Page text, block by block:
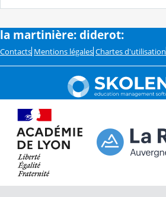
la martinière: diderot:
Contacts Mentions légales Chartes d'utilisation